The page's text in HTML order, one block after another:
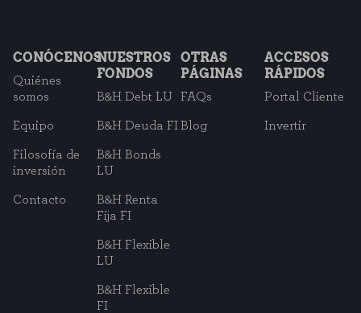
CONÓCENOS
Quiénes
somos
Equipo
Filosofía de
inversión
Contacto
NUESTROS
FONDOS
B&H Debt LU
B&H Deuda FI
B&H Bonds
LU
B&H Renta
Fija FI
B&H Flexible
LU
B&H Flexible
FI
OTRAS
PÁGINAS
FAQs
Blog
ACCESOS
RÁPIDOS
Portal Cliente
Invertir